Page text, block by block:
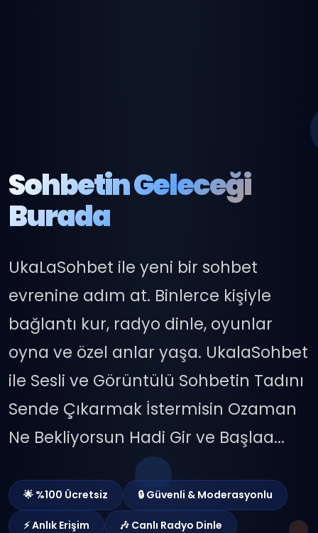
Sohbetin Geleceği
Burada
UkaLaSohbet ile yeni bir sohbet
evrenine adım at. Binlerce kişiyle
bağlantı kur, radyo dinle, oyunlar
oyna ve özel anlar yaşa. UkalaSohbet
ile Sesli ve Görüntülü Sohbetin Tadını
Sende Çıkarmak İstermisin Ozaman
Ne Bekliyorsun Hadi Gir ve Başlaa...
🌟 %100 Ücretsiz 🔒 Güvenli & Moderasyonlu
⚡ Anlık Erişim 🎶 Canlı Radyo Dinle